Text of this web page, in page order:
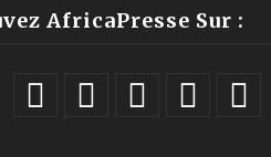
AfricaPresse Sur :